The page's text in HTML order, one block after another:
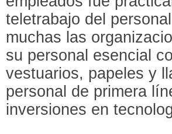
teletrabajo del
muchas las
su personal esencial
vestuarios, papeles y
personal de primera
inversiones en